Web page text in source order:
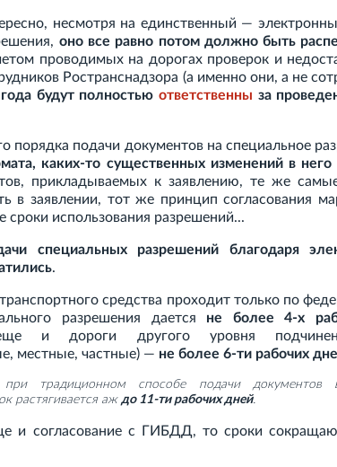
несмотря на единственный —
оно все равно потом должно быть
проводимых на дорогах проверок и
Ространснадзора (а именно они, а не
будут полностью ответственны за
порядка подачи документов на специальное
каких-то существенных изменений в него
прикладываемых к заявлению, те же
в заявлении, тот же принцип согласования
сроки использования разрешений...
специальных разрешений благодаря
.
средства проходит только по
разрешения дается не более 4-х
и дороги другого уровня
местные, частные) — не более 6-ти рабочих
традиционном способе подачи документов
растягивается аж до 11-ти рабочих дней.
и согласование с ГИБДД, то сроки